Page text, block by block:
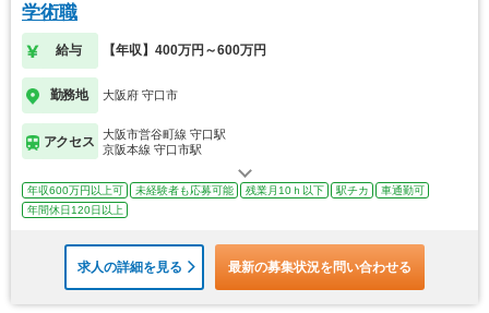
学術職
給与 【年収】400万円～600万円
勤務地 大阪府 守口市
アクセス
大阪市営谷町線 守口駅
京阪本線 守口市駅
年収600万円以上可 未経験者も応募可能 残業月10ｈ以下 駅チカ
車通勤可
年間休日120日以上
求人の詳細を見る 最新の募集状況を問い合わせる